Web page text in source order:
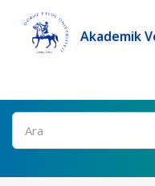
Akademik
Ara